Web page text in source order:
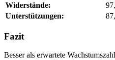
Widerstände:
Unterstützungen:
Fazit
Besser als erwartete